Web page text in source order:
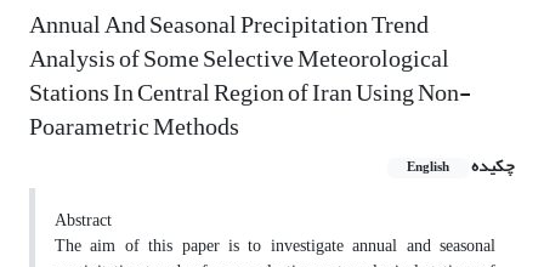
Annual And Seasonal Precipitation Trend
Analysis of Some Selective Meteorological
Stations In Central Region of Iran Using Non-
Poarametric Methods
چکیده English
Abstract
The aim of this paper is to investigate annual and seasonal